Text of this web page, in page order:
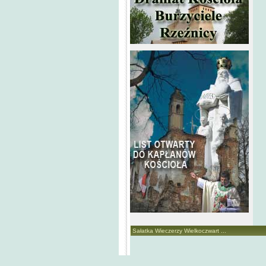
Sałatka Wieczerzy Wielkoczwart ...